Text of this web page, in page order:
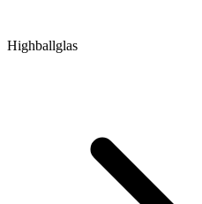
Highballglas